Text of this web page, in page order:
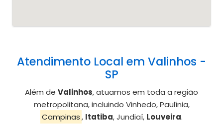
Atendimento Local em Valinhos -
SP
Além de Valinhos, atuamos em toda a região
metropolitana, incluindo Vinhedo, Paulínia,
Campinas, Itatiba, Jundiaí, Louveira.